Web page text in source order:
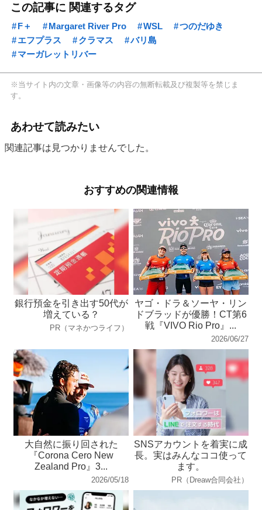
この記事に 関連するタグ
F＋ Margaret River Pro WSL
つのだゆき
エフプラス
クラマス
バリ島
マーガレットリバー
※当サイト内の文章・画像等の内容の無断転載及び複製等を禁じま
す。
あわせて読みたい
関連記事は見つかりませんでした。
おすすめの関連情報
銀行預金を引き出す50代が
増えている？
PR（マネかつライフ）
ヤゴ・ドラ＆ソーヤ・リン
ドブラッドが優勝！CT第6
戦『VIVO Rio Pro』...
2026/06/27
大自然に振り回された
『Corona Cero New
Zealand Pro』3...
2026/05/18
SNSアカウントを着実に成
長。実はみんなココ使って
ます。
PR（Dreaw合同会社）